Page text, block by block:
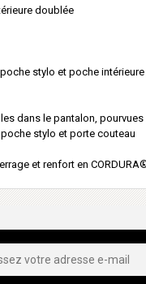
doublée
stylo et poche
dans le pantalon,
stylo et porte couteau
et renfort en